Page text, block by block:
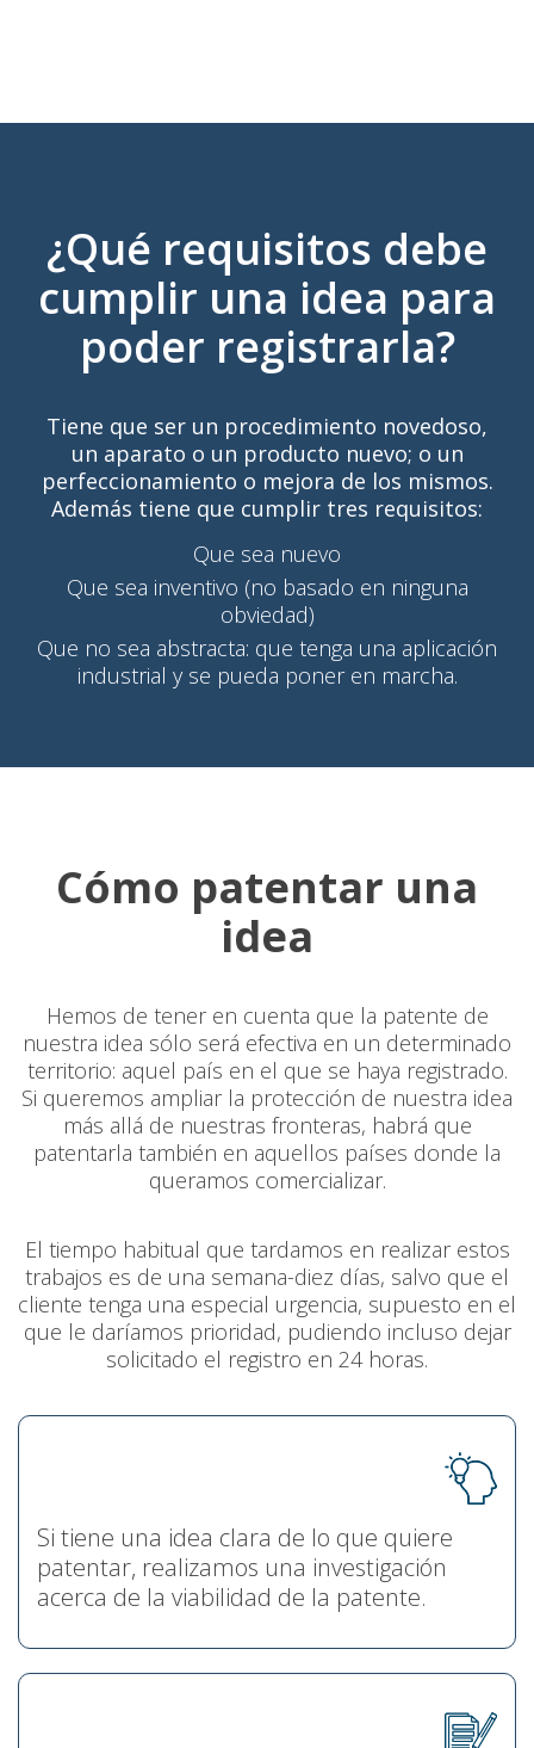
¿Qué requisitos debe
cumplir una idea para
poder registrarla?
Tiene que ser un procedimiento novedoso,
un aparato o un producto nuevo; o un
perfeccionamiento o mejora de los mismos.
Además tiene que cumplir tres requisitos:
Que sea nuevo
Que sea inventivo (no basado en ninguna
obviedad)
Que no sea abstracta: que tenga una aplicación
industrial y se pueda poner en marcha.
Cómo patentar una
idea
Hemos de tener en cuenta que la patente de
nuestra idea sólo será efectiva en un determinado
territorio: aquel país en el que se haya registrado.
Si queremos ampliar la protección de nuestra idea
más allá de nuestras fronteras, habrá que
patentarla también en aquellos países donde la
queramos comercializar.
El tiempo habitual que tardamos en realizar estos
trabajos es de una semana-diez días, salvo que el
cliente tenga una especial urgencia, supuesto en el
que le daríamos prioridad, pudiendo incluso dejar
solicitado el registro en 24 horas.
Si tiene una idea clara de lo que quiere
patentar, realizamos una investigación
acerca de la viabilidad de la patente.